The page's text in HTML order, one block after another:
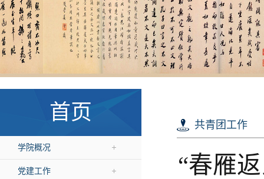
首页
学院概况
党建工作
共青团工作
“春雁